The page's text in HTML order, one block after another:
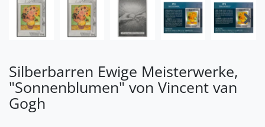
Silberbarren Ewige Meisterwerke,
"Sonnenblumen" von Vincent van
Gogh